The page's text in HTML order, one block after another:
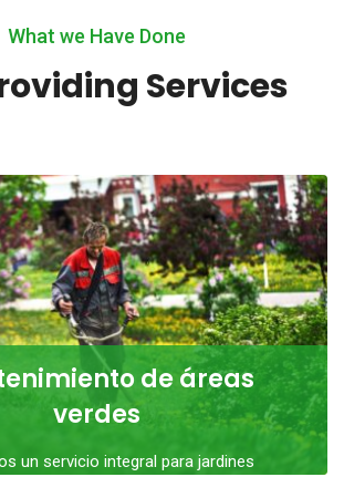
What we Have Done
Services
de áreas
verdes
un servicio integral para jardines